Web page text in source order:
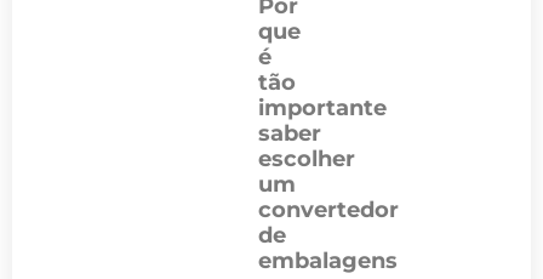
Por
que
é
tão
importante
saber
escolher
um
convertedor
de
embalagens